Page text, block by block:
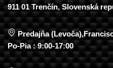
911 01 Trenčín, Slovenská
Predajňa
Po-Pia : 9:00-17:00